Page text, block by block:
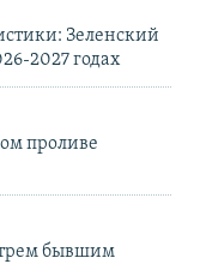
Зеленский
2027 годах
проливе
бывшим